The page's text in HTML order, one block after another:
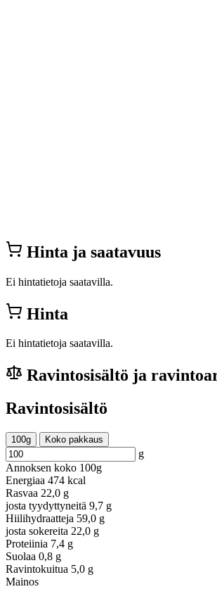
Hinta ja saatavuus
Ei hintatietoja saatavilla.
Hinta
Ei hintatietoja saatavilla.
Ravintosisältö ja
Ravintosisältö
100g Koko pakkaus
g
Annoksen koko 100g
Energiaa 474 kcal
Rasvaa 22,0 g
josta tyydyttyneitä 9,7 g
Hiilihydraatteja 59,0 g
josta sokereita 22,0 g
Proteiinia 7,4 g
Suolaa 0,8 g
Ravintokuitua 5,0 g
Mainos